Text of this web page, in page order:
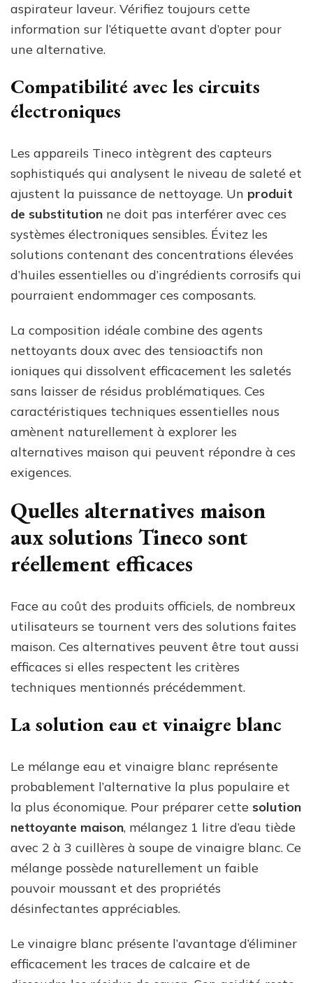
aspirateur laveur. Vérifiez toujours cette
information sur l’étiquette avant d’opter pour
une alternative.
Compatibilité avec les circuits
électroniques
Les appareils Tineco intègrent des capteurs
sophistiqués qui analysent le niveau de saleté et
ajustent la puissance de nettoyage. Un produit
de substitution ne doit pas interférer avec ces
systèmes électroniques sensibles. Évitez les
solutions contenant des concentrations élevées
d’huiles essentielles ou d’ingrédients corrosifs qui
pourraient endommager ces composants.
La composition idéale combine des agents
nettoyants doux avec des tensioactifs non
ioniques qui dissolvent efficacement les saletés
sans laisser de résidus problématiques. Ces
caractéristiques techniques essentielles nous
amènent naturellement à explorer les
alternatives maison qui peuvent répondre à ces
exigences.
Quelles alternatives maison
aux solutions Tineco sont
réellement efficaces
Face au coût des produits officiels, de nombreux
utilisateurs se tournent vers des solutions faites
maison. Ces alternatives peuvent être tout aussi
efficaces si elles respectent les critères
techniques mentionnés précédemment.
La solution eau et vinaigre blanc
Le mélange eau et vinaigre blanc représente
probablement l’alternative la plus populaire et
la plus économique. Pour préparer cette solution
nettoyante maison, mélangez 1 litre d’eau tiède
avec 2 à 3 cuillères à soupe de vinaigre blanc. Ce
mélange possède naturellement un faible
pouvoir moussant et des propriétés
désinfectantes appréciables.
Le vinaigre blanc présente l’avantage d’éliminer
efficacement les traces de calcaire et de